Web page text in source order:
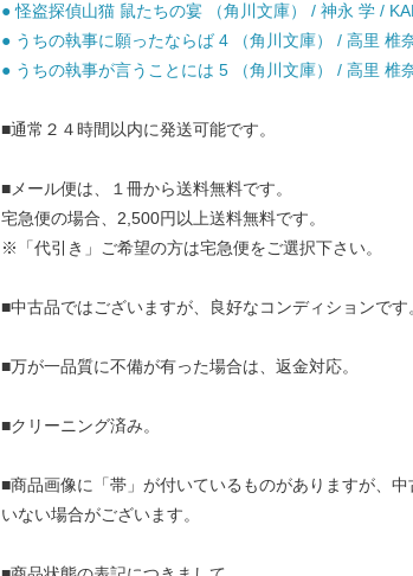
● 怪盗探偵山猫 鼠たちの宴 （角川文庫） / 神永 学 /
● うちの執事に願ったならば 4 （角川文庫） / 高里 椎
● うちの執事が言うことには 5 （角川文庫） / 高里 椎
■通常２４時間以内に発送可能です。
■メール便は、１冊から送料無料です。
宅急便の場合、2,500円以上送料無料です。
※「代引き」ご希望の方は宅急便をご選択下さい。
■中古品ではございますが、良好なコンディションです
■万が一品質に不備が有った場合は、返金対応。
■クリーニング済み。
■商品画像に「帯」が付いているものがありますが、
いない場合がございます。